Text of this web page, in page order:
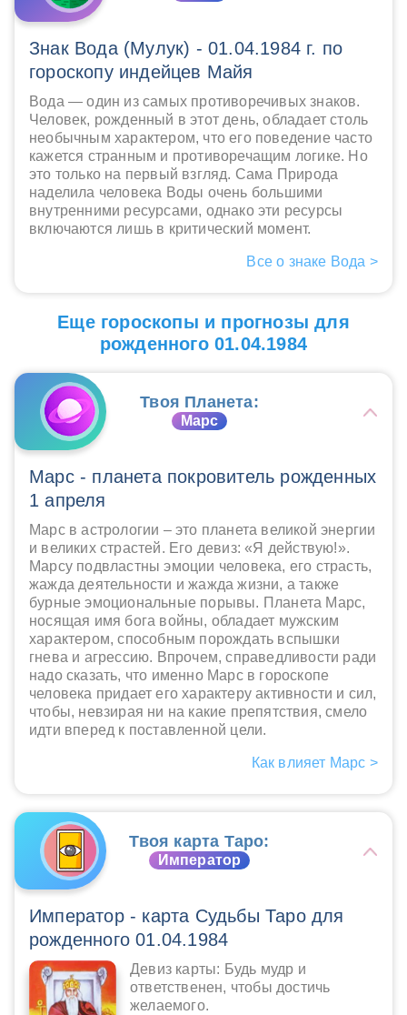
Знак Вода (Мулук) - 01.04.1984 г. по
гороскопу индейцев Майя
Вода — один из самых противоречивых знаков.
Человек, рожденный в этот день, обладает столь
необычным характером, что его поведение часто
кажется странным и противоречащим логике. Но
это только на первый взгляд. Сама Природа
наделила человека Воды очень большими
внутренними ресурсами, однако эти ресурсы
включаются лишь в критический момент.
Все о знаке Вода >
Еще гороскопы и прогнозы для
рожденного 01.04.1984
Твоя Планета:
Марс
Марс - планета покровитель рожденных
1 апреля
Марс в астрологии – это планета великой энергии
и великих страстей. Его девиз: «Я действую!».
Марсу подвластны эмоции человека, его страсть,
жажда деятельности и жажда жизни, а также
бурные эмоциональные порывы. Планета Марс,
носящая имя бога войны, обладает мужским
характером, способным порождать вспышки
гнева и агрессию. Впрочем, справедливости ради
надо сказать, что именно Марс в гороскопе
человека придает его характеру активности и сил,
чтобы, невзирая ни на какие препятствия, смело
идти вперед к поставленной цели.
Как влияет Марс >
Твоя карта Таро:
Император
Император - карта Судьбы Таро для
рожденного 01.04.1984
Девиз карты: Будь мудр и
ответственен, чтобы достичь
желаемого.